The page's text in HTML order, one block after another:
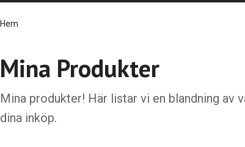
Hem
Mina Produkter
Mina produkter! Här listar vi en blandning
dina inköp.